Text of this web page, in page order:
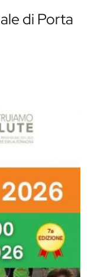
di Porta